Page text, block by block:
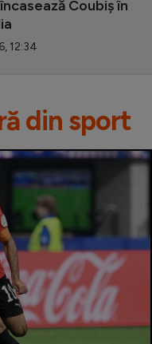
Coubiș în
12:34
din sport